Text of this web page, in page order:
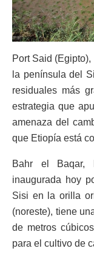
Port Said (Egipto),
la península del
residuales más
estrategia que
amenaza del
que Etiopía está
Bahr el Baqar,
inaugurada hoy
Sisi en la orilla
(noreste), tiene
de metros
para el cultivo de